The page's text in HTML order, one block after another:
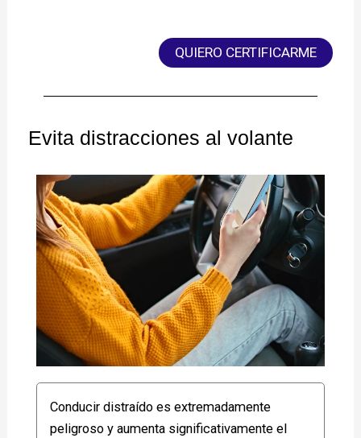
QUIERO CERTIFICARME
Evita distracciones al volante
Conducir distraído es extremadamente
peligroso y aumenta significativamente el